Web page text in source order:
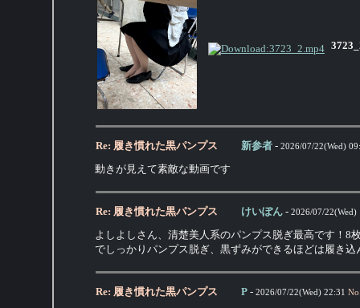
Re: 履き慣れた黒パンプス 新参者 - 2026/07/22(Wed)
動きが見えて素敵な動画です
Re: 履き慣れた黒パンプス けいぽん - 2026/07/22(Wed)
よしよしさん、清楚美人系のパンプス脱ぎ最高です！8
でしっかりパンプス脱ぎ、黒ずみができるほどは履き
Re: 履き慣れた黒パンプス P - 2026/07/22(Wed) 22:31